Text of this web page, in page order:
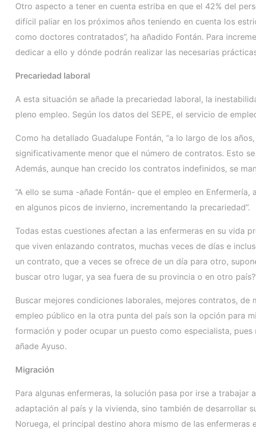
Otro aspecto a tener en cuenta estriba en que el 42% del
difícil paliar en los próximos años teniendo en cuenta los
como doctores contratados”, ha añadido Fontán. Para
dedicar a ello y dónde podrán realizar las necesarias
Precariedad laboral
A esta situación se añade la precariedad laboral, la
pleno empleo. Según los datos del SEPE, el servicio de
Como ha detallado Guadalupe Fontán, “a lo largo de los
significativamente menor que el número de contratos. Esto
Además, aunque han crecido los contratos indefinidos, se
“A ello se suma -añade Fontán- que el empleo en
en algunos picos de invierno, incrementando la precariedad”.
Todas estas cuestiones afectan a las enfermeras en su vida
que viven enlazando contratos, muchas veces de días e
un contrato, que a veces se ofrece de un día para otro,
buscar otro lugar, ya sea fuera de su provincia o en otro
Buscar mejores condiciones laborales, mejores contratos,
empleo público en la otra punta del país son la opción para
formación y poder ocupar un puesto como especialista,
añade Ayuso.
Migración
Para algunas enfermeras, la solución pasa por irse a
adaptación al país y la vivienda, sino también de desarrollar
Noruega, el principal destino ahora mismo de las